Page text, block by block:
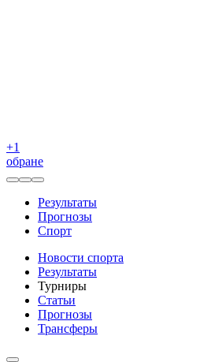
+1
обране
Результаты
Прогнозы
Спорт
Новости спорта
Результаты
Турниры
Статьи
Прогнозы
Трансферы